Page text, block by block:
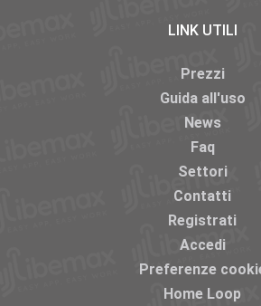
LINK UTILI
Prezzi
Guida all'uso
News
Faq
Settori
Contatti
Registrati
Accedi
Preferenze
Home Loop